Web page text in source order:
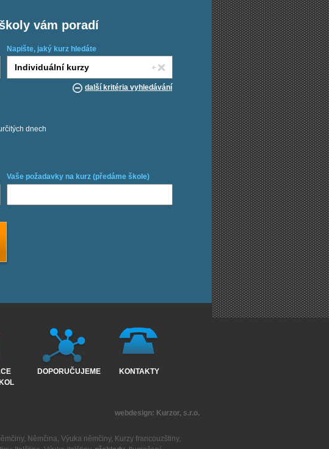
vám poradí
Napište, jaký kurz hledáte
další kritéria vyhledávání
dnech
Vaše požadavky na kurz (předáme škole)
DOPORUČUJEME KONTAKTY
webdesign: Kurzor, s.r.o.
, Němčina, Výuka němčiny, Kurzy francouzštiny,